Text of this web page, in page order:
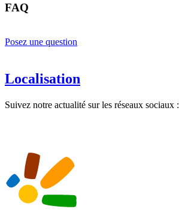
FAQ
Posez une question
Localisation
Suivez notre actualité sur les réseaux sociaux :